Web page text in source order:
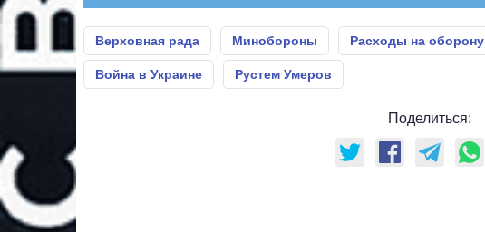
Верховная рада Минобороны Расходы на оборону
Война в Украине Рустем Умеров
Поделиться: